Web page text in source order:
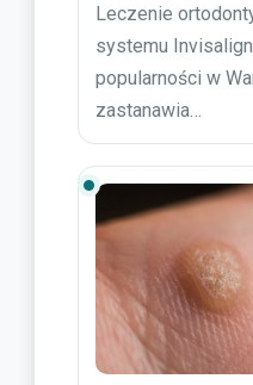
Leczenie
systemu
popularności w
zastanawia…